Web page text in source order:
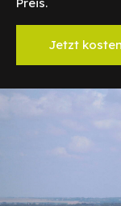
Jetzt